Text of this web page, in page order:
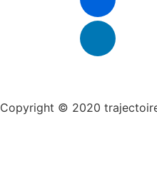
Copyright © 2020